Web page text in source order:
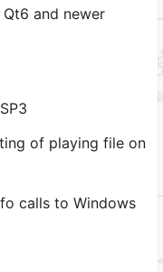
and newer
of playing file on
calls to Windows